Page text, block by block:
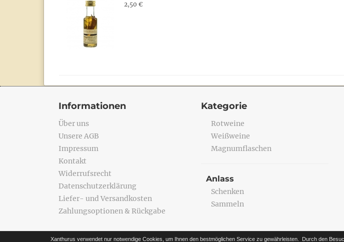
2,50 €
Informationen
Über uns
Unsere AGB
Impressum
Kontakt
Widerrufsrecht
Datenschutzerklärung
Liefer- und Versandkosten
Zahlungsoptionen & Rückgabe
Kategorie
Rotweine
Weißweine
Magnumflaschen
Anlass
Schenken
Sammeln
Xanthurus verwendet nur notwendige Cookies, um Ihnen den bestmöglichen Service zu gewährleisten. Durch den